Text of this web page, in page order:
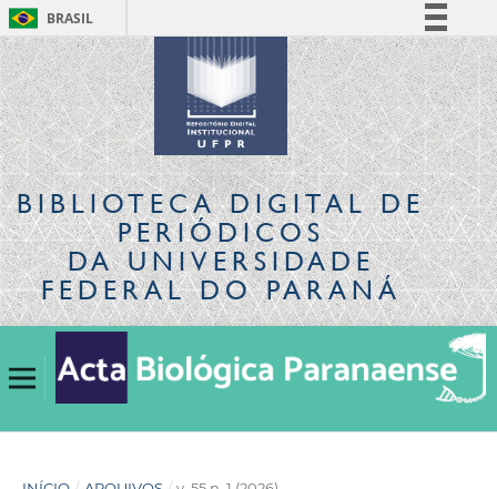
BRASIL
Simplifique!
Comunica BR
Participe
Acesso à informação
Legislação
Canais
BIBLIOTECA DIGITALDE
PERIÓDICOS
DA UNIVERSIDADE
FEDERAL DO PARANÁ